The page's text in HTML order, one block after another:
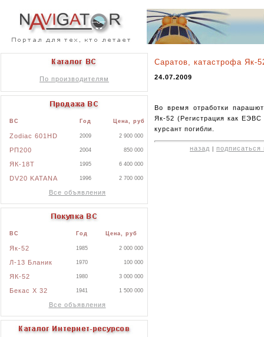
По производителям
ВС Год Цена, руб
Zodiac 601HD 2009 2 900 000
РП200 2004 850 000
ЯК-18Т 1995 6 400 000
DV20 KATANA 1996 2 700 000
Все объявления
ВС Год Цена, руб
Як-52 1985 2 000 000
Л-13 Бланик 1970 100 000
ЯК-52 1980 3 000 000
Бекас X 32 1941 1 500 000
Все объявления
Саратов, катастрофа Як-
24.07.2009
Во время отработки
Як-52 (Регистрация как
курсант погибли.
назад подписаться